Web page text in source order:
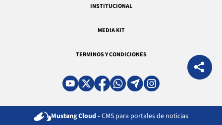
INSTITUCIONAL
MEDIA KIT
TERMINOS Y CONDICIONES
Mustang Cloud - CMS para portales de noticias